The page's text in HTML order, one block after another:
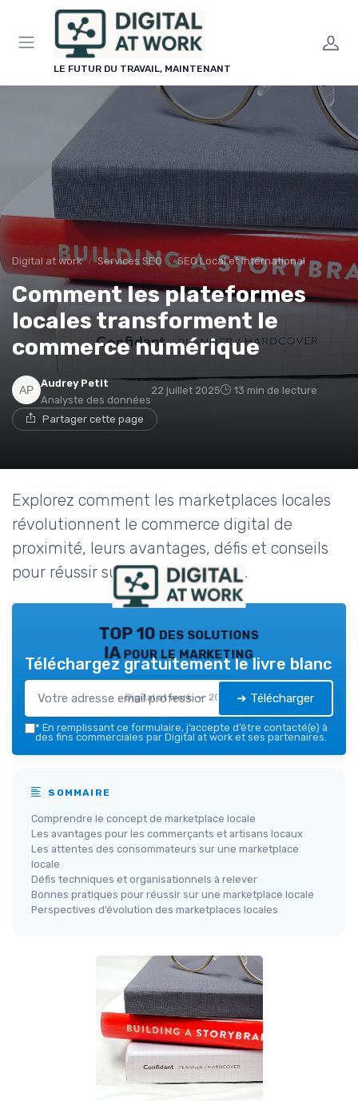
LE FUTUR DU TRAVAIL, MAINTENANT
Digital at work Services SEO SEO Local et International
Comment les plateformes
locales transforment le
commerce numérique
Audrey Petit
Analyste des données
22 juillet 2025 13 min de lecture
Partager cette page
Explorez comment les marketplaces locales
révolutionnent le commerce digital de
proximité, leurs avantages, défis et conseils
pour réussir sur ces plateformes.
TOP 10 des solutions
IA pour le marketing
Digital at work — 2026
Téléchargez gratuitement le livre blanc
➔ Télécharger
* En remplissant ce formulaire, j’accepte d’être contacté(e) à
des fins commerciales par Digital at work et ses partenaires.
SOMMAIRE
Comprendre le concept de marketplace locale
Les avantages pour les commerçants et artisans locaux
Les attentes des consommateurs sur une marketplace
locale
Défis techniques et organisationnels à relever
Bonnes pratiques pour réussir sur une marketplace locale
Perspectives d’évolution des marketplaces locales
Panneau de gestion des cookies